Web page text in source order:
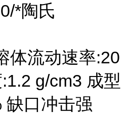
*陶氏
体流动速率:20
g/cm3 成型
缺口冲击强